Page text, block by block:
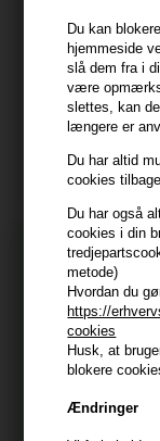
Du kan
hjemmeside
slå dem fra i
være
slettes, kan
længere er
Du har altid
cookies
Du har også
cookies i din
metode)
Hvordan du
https://
cookies
Husk, at
blokere
Ændringer
Tlf. 23839799
Modtag
Tilmeld dig
ConsentJeg accepterer